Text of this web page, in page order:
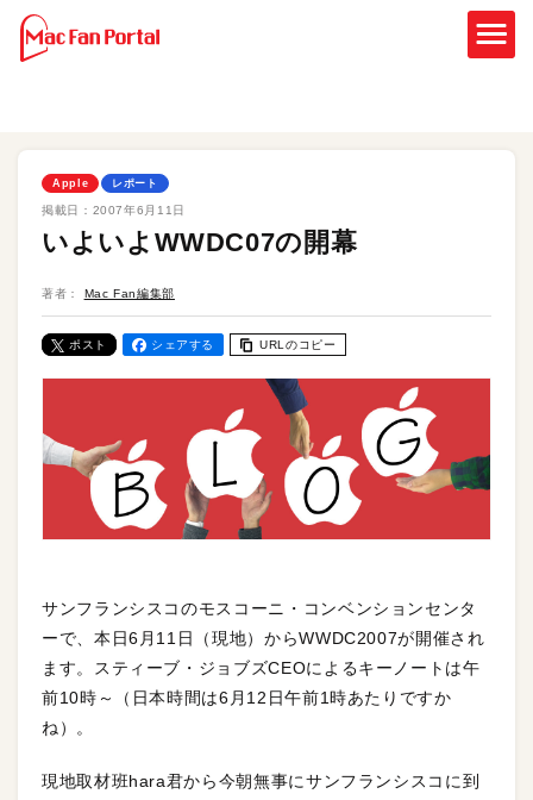
Apple レポート
掲載日： 2007年6月11日
いよいよWWDC07の開幕
著者： Mac Fan編集部
ポスト シェアする URLのコピー
サンフランシスコのモスコーニ・コンベンションセンタ
ーで、本日6月11日（現地）からWWDC2007が開催され
ます。スティーブ・ジョブズCEOによるキーノートは午
前10時～（日本時間は6月12日午前1時あたりですか
ね）。
現地取材班hara君から今朝無事にサンフランシスコに到